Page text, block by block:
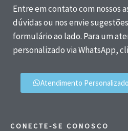
Entre em contato com nossos
dúvidas ou nos envie
formulário ao lado. Para um
personalizado via WhatsApp,
Atendimento Personalizado
CONECTE-SE CONOSCO